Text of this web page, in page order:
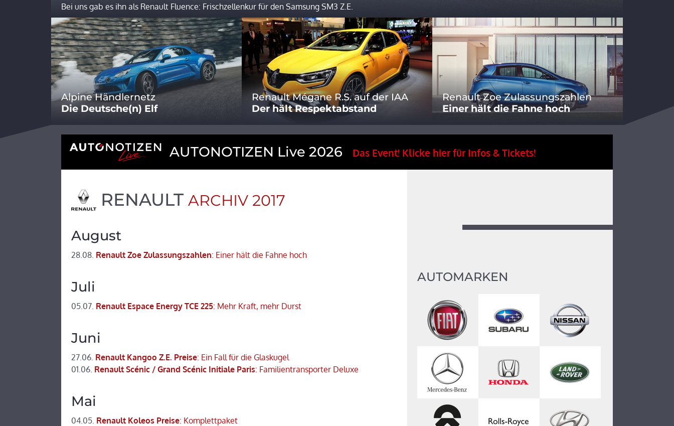
Bei uns gab es ihn als Renault Fluence: Frischzellenkur für den Samsung SM3 Z.E.
Alpine Händlernetz
Die Deutsche(n) Elf
Renault Mégane R.S. auf der IAA
Der hält Respektabstand
Renault Zoe Zulassungszahlen
Einer hält die Fahne hoch
AUTONOTIZEN Live 2026 Das Event! Klicke hier für Infos & Tickets!
RENAULT ARCHIV 2017
August
28.08. Renault Zoe Zulassungszahlen: Einer hält die Fahne hoch
Juli
05.07. Renault Espace Energy TCE 225: Mehr Kraft, mehr Durst
Juni
27.06. Renault Kangoo Z.E. Preise: Ein Fall für die Glaskugel
01.06. Renault Scénic / Grand Scénic Initiale Paris: Familientransporter Deluxe
Mai
04.05. Renault Koleos Preise: Komplettpaket
AUTOMARKEN